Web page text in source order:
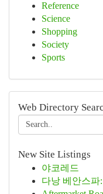
Reference
Science
Shopping
Society
Sports
Web Directory
New Site Listings
야코레드
다낭 베안스파